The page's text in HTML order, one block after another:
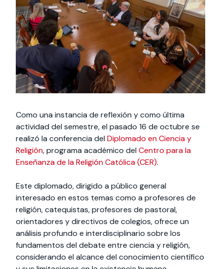
cursos
Especialidades y
estadías
Te puede
interesar:
International
students
Facultades
interesar:
2025
vinculación con la
sociedad
Extensión Cultural
Te puede interesar:Filantropía y Donaciones
intercambio
Servicios y apoyos
Te puede
interesar:
Explora el campus
Uandes
Noticias
estudiantiles
Como una instancia de reflexión y como última
actividad del semestre, el pasado 16 de octubre se
realizó la conferencia del Diplomado en Ciencia y
Religión, programa académico del Centro para la
Enseñanza de la Religión Católica (CER).
Este diplomado, dirigido a público general
interesado en estos temas como a profesores de
religión, catequistas, profesores de pastoral,
orientadores y directivos de colegios, ofrece un
análisis profundo e interdisciplinario sobre los
fundamentos del debate entre ciencia y religión,
considerando el alcance del conocimiento científico